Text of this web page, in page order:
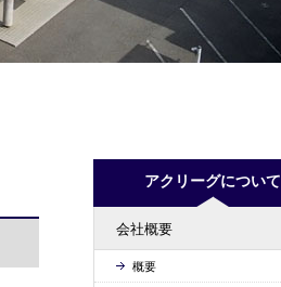
アクリーグについて
会社概要
概要